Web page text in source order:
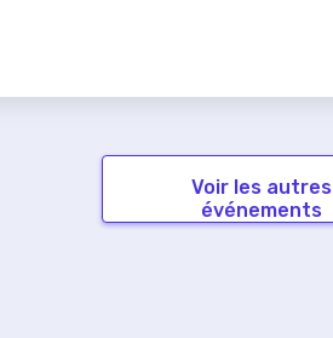
Voir les autres
événements